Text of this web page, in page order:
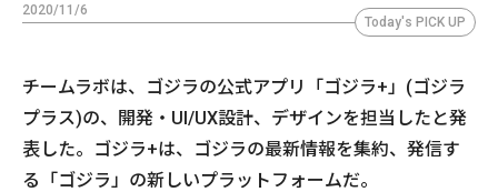
2020/11/6
Today's PICK UP
チームラボは、ゴジラの公式アプリ「ゴジラ+」(ゴジラ
プラス)の、開発・UI/UX設計、デザインを担当したと発
表した。ゴジラ+は、ゴジラの最新情報を集約、発信す
る「ゴジラ」の新しいプラットフォームだ。